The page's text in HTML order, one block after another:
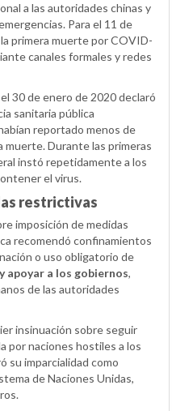
a las autoridades chinas y
Para el 11 de
primera muerte por COVID-
canales formales y redes
30 de enero de 2020 declaró
sanitaria pública
reportado menos de
muerte. Durante las primeras
instó repetidamente a los
el virus.
restrictivas
imposición de medidas
recomendó confinamientos
o uso obligatorio de
apoyar a los gobiernos,
de las autoridades
insinuación sobre seguir
por naciones hostiles a los
su imparcialidad como
de Naciones Unidas,